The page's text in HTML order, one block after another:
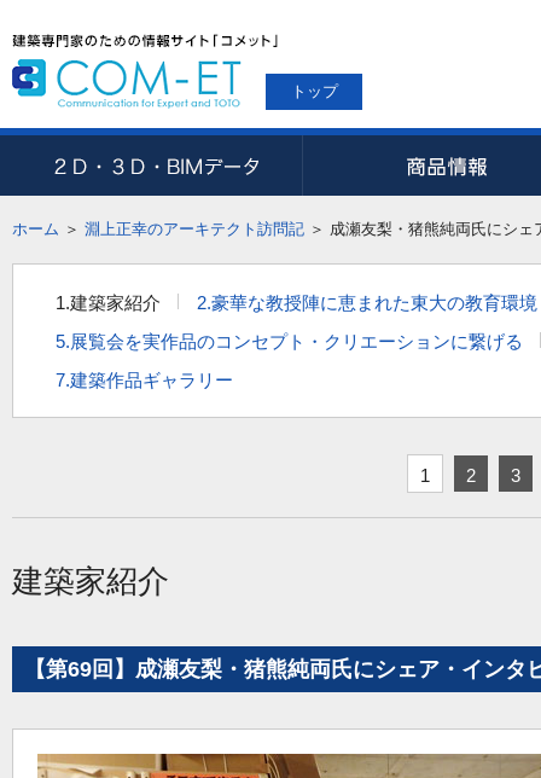
トップ
ホーム ＞ 淵上正幸のアーキテクト訪問記 ＞ 成瀬友梨・猪熊純両氏にシ
1.建築家紹介
2.豪華な教授陣に恵まれた東大の教育環境
5.展覧会を実作品のコンセプト・クリエーションに繋げる
7.建築作品ギャラリー
1 2 3
建築家紹介
【第69回】成瀬友梨・猪熊純両氏にシェア・インタ